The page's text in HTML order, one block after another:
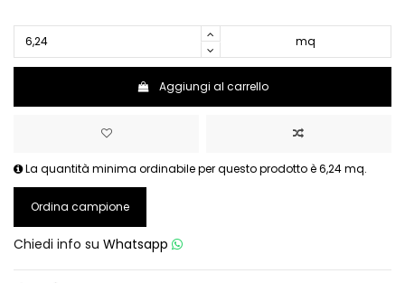
mq
Aggiungi al carrello
La quantità minima ordinabile per questo prodotto è 6,24 mq.
Ordina campione
Chiedi info su Whatsapp